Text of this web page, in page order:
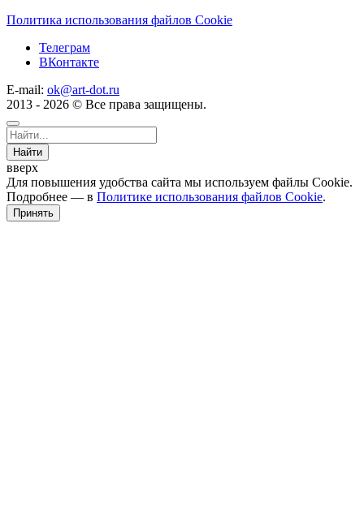
Политика использования файлов Cookie
Телеграм
ВКонтакте
E-mail: ok@art-dot.ru
2013 - 2026 © Все права защищены.
Найти
вверх
Для повышения удобства сайта мы используем файлы Cookie.
Подробнее — в Политике использования файлов Cookie.
Принять